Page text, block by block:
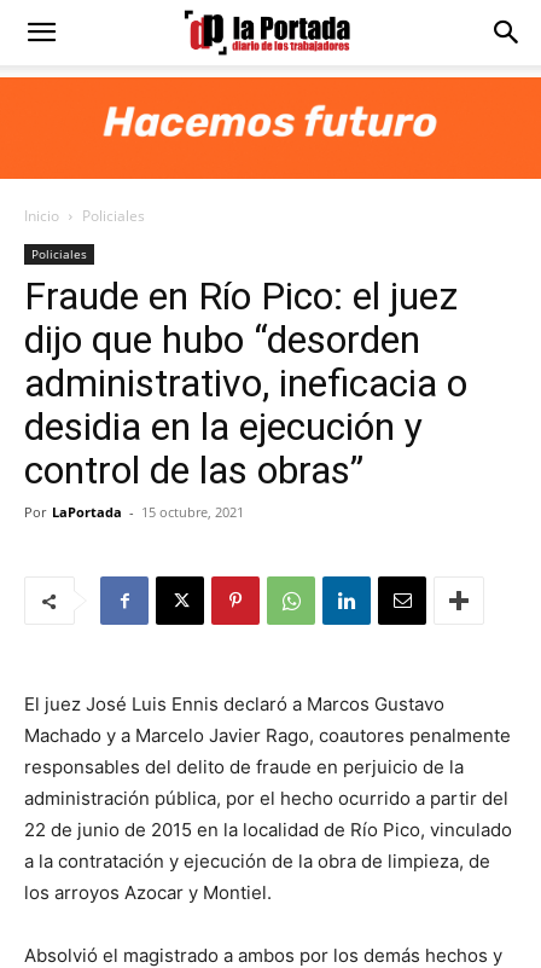
Diario
Portada
Inicio Policiales
Policiales
Fraude en Río Pico: el juez
dijo que hubo “desorden
administrativo, ineficacia o
desidia en la ejecución y
control de las obras”
Por LaPortada - 15 octubre, 2021
El juez José Luis Ennis declaró a Marcos Gustavo
Machado y a Marcelo Javier Rago, coautores penalmente
responsables del delito de fraude en perjuicio de la
administración pública, por el hecho ocurrido a partir del
22 de junio de 2015 en la localidad de Río Pico, vinculado
a la contratación y ejecución de la obra de limpieza, de
los arroyos Azocar y Montiel.
Absolvió el magistrado a ambos por los demás hechos y